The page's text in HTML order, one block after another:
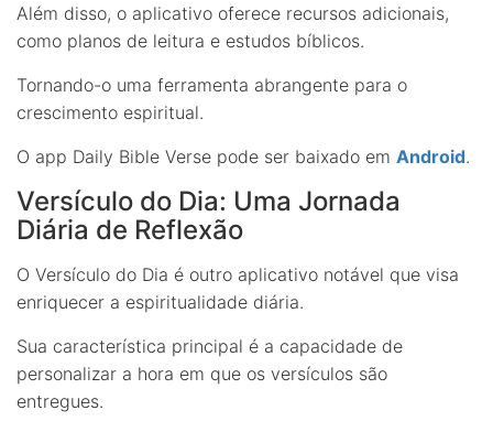
Além disso, o aplicativo oferece recursos adicionais,
como planos de leitura e estudos bíblicos.
Tornando-o uma ferramenta abrangente para o
crescimento espiritual.
O app Daily Bible Verse pode ser baixado em Android.
Versículo do Dia: Uma Jornada
Diária de Reflexão
O Versículo do Dia é outro aplicativo notável que visa
enriquecer a espiritualidade diária.
Sua característica principal é a capacidade de
personalizar a hora em que os versículos são
entregues.